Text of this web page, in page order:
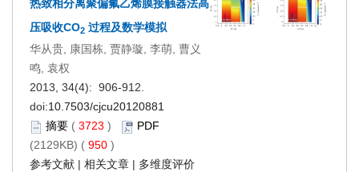
热致相分离聚偏氟乙烯膜接触器法高
压吸收CO2 过程及数学模拟
华从贵, 康国栋, 贾静璇, 李萌, 曹义
鸣, 袁权
2013, 34(4): 906-912.
doi:10.7503/cjcu20120881
摘要 ( 3723 )
PDF
(2129KB) ( 950 )
参考文献 | 相关文章 | 多维度评价